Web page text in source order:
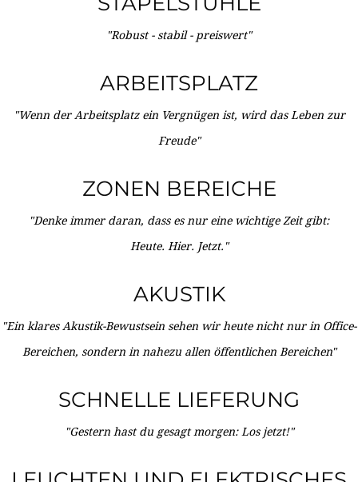
"Robust - stabil - preiswert"
ARBEITSPLATZ
"Wenn der Arbeitsplatz ein Vergnügen ist, wird das Leben zur
Freude"
ZONEN BEREICHE
"Denke immer daran, dass es nur eine wichtige Zeit gibt:
Heute. Hier. Jetzt."
AKUSTIK
"Ein klares Akustik-Bewustsein sehen wir heute nicht nur in Office-
Bereichen, sondern in nahezu allen öffentlichen Bereichen"
SCHNELLE LIEFERUNG
"Gestern hast du gesagt morgen: Los jetzt!"